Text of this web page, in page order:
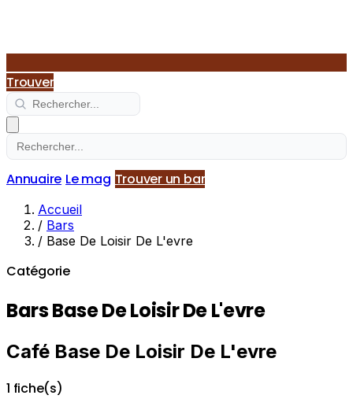
Trouver
Annuaire Le mag Trouver un bar
Accueil
/ Bars
/ Base De Loisir De L'evre
Catégorie
Bars Base De Loisir De L'evre
Café Base De Loisir De L'evre
1 fiche(s)